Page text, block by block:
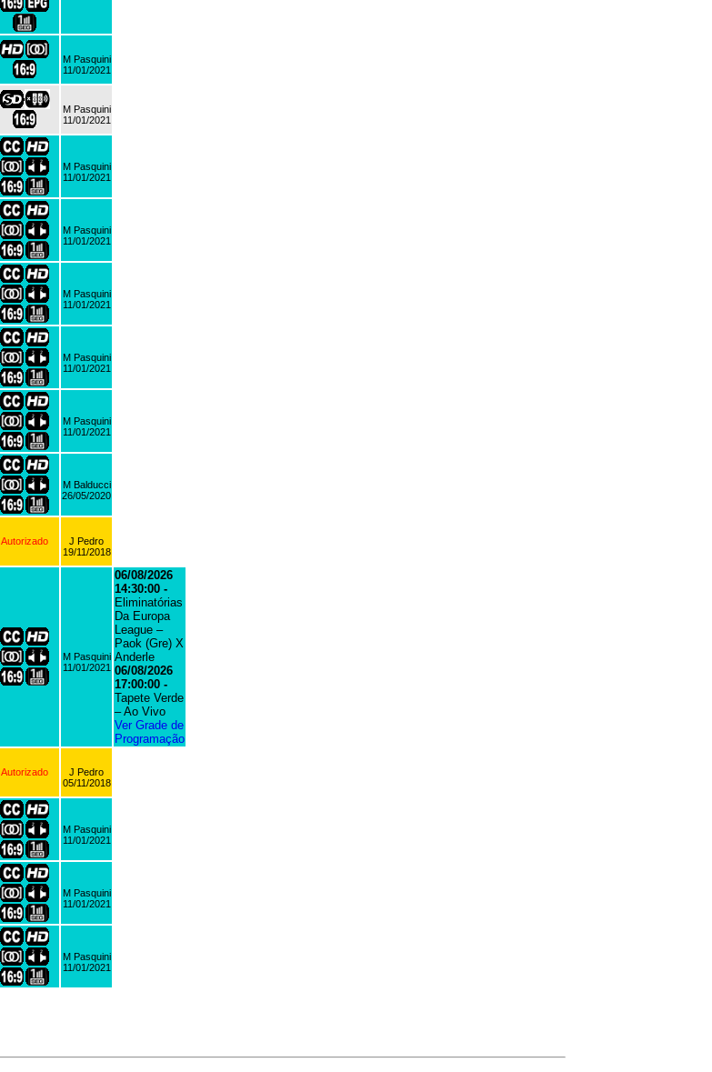
M Pasquini
11/01/2021
M Pasquini
11/01/2021
M Pasquini
11/01/2021
M Pasquini
11/01/2021
M Pasquini
11/01/2021
M Pasquini
11/01/2021
M Pasquini
11/01/2021
M Balducci
26/05/2020
Autorizado
J Pedro
19/11/2018
M Pasquini
11/01/2021
06/08/2026
14:30:00 -
Eliminatórias
Da Europa
League –
Paok (Gre) X
Anderle
06/08/2026
17:00:00 -
Tapete Verde
– Ao Vivo
Ver Grade de
Programação
Autorizado
J Pedro
05/11/2018
M Pasquini
11/01/2021
M Pasquini
11/01/2021
M Pasquini
11/01/2021